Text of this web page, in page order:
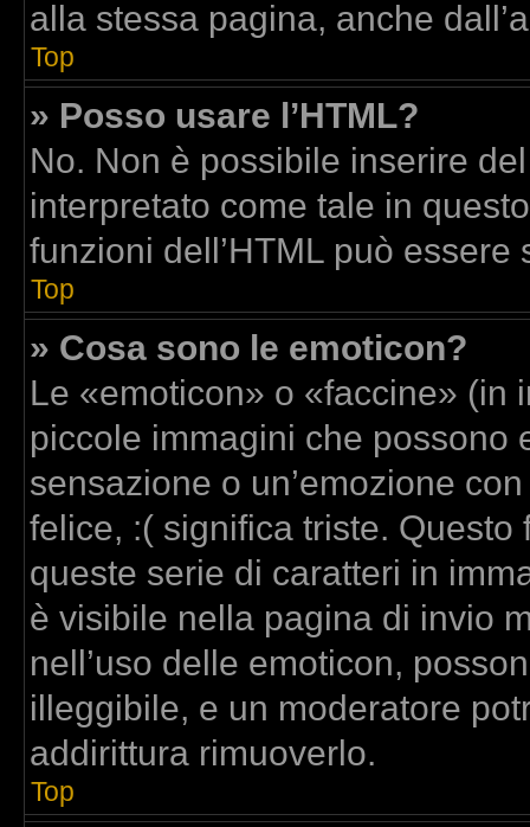
alla stessa pagina, anche
Top
» Posso usare l’HTML?
No. Non è possibile inserire
interpretato come tale in
funzioni dell’HTML può
Top
» Cosa sono le emoticon?
Le «emoticon» o «faccine» (in
piccole immagini che possono
sensazione o un’emozione
felice, :( significa triste.
queste serie di caratteri in
è visibile nella pagina di invio
nell’uso delle emoticon,
illeggibile, e un moderatore
addirittura rimuoverlo.
Top